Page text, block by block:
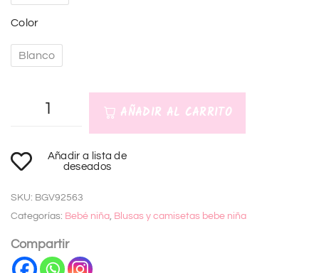
Color
Blanco
AÑADIR AL CARRITO
l
e
r
n
a
Añadir a lista de
deseados
SKU: BGV92563
Categorías: Bebé niña Blusas y camisetas bebe niña
Compartir